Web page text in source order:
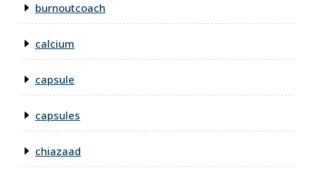
burnoutcoach
calcium
capsule
capsules
chiazaad